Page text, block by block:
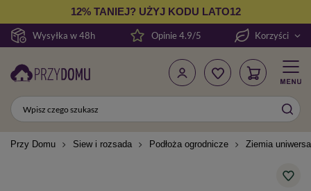
Wysyłka w 48h
12% TANIEJ? UŻYJ KODU LATO12
Opinie 4.9/5 Korzyści
Przy Domu Siew i rozsada Podłoża ogrodnicze Ziemia